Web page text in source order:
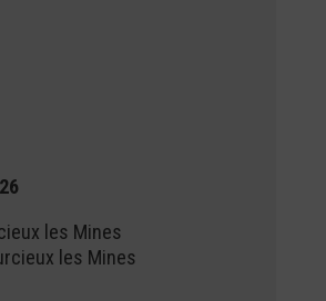
les Mines
les Mines